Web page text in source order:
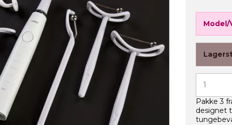
Model/
Pakke 3
designet